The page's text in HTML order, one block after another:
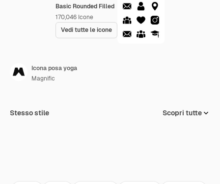
Basic Rounded Filled
170,046 Icone
Vedi tutte le icone
Icona posa yoga
Magnific
Stesso stile Scopri tutte